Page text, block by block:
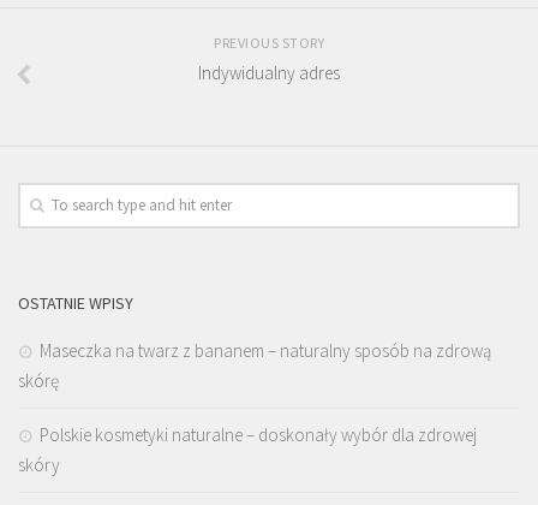
PREVIOUS STORY
Indywidualny adres
OSTATNIE WPISY
Maseczka na twarz z bananem – naturalny sposób na zdrową
skórę
Polskie kosmetyki naturalne – doskonały wybór dla zdrowej
skóry